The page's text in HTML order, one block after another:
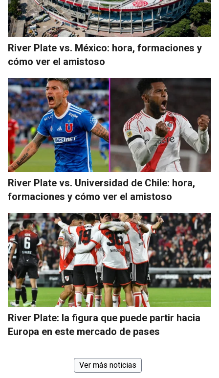
River Plate vs. México: hora, formaciones y
cómo ver el amistoso
River Plate vs. Universidad de Chile: hora,
formaciones y cómo ver el amistoso
River Plate: la figura que puede partir hacia
Europa en este mercado de pases
Ver más noticias